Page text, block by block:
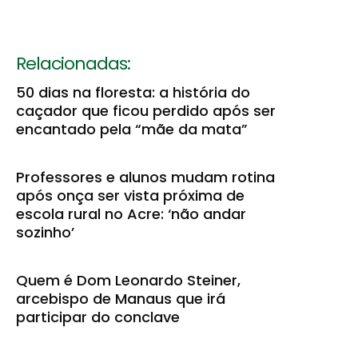
Relacionadas:
50 dias na floresta: a história do
caçador que ficou perdido após ser
encantado pela “mãe da mata”
Professores e alunos mudam rotina
após onça ser vista próxima de
escola rural no Acre: ‘não andar
sozinho’
Quem é Dom Leonardo Steiner,
arcebispo de Manaus que irá
participar do conclave